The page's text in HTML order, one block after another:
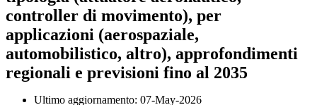
controller di movimento), per
applicazioni (aerospaziale,
automobilistico, altro), approfondimenti
regionali e previsioni fino al 2035
Ultimo aggiornamento: 07-May-2026